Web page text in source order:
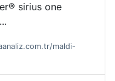
sirius one
maldi-